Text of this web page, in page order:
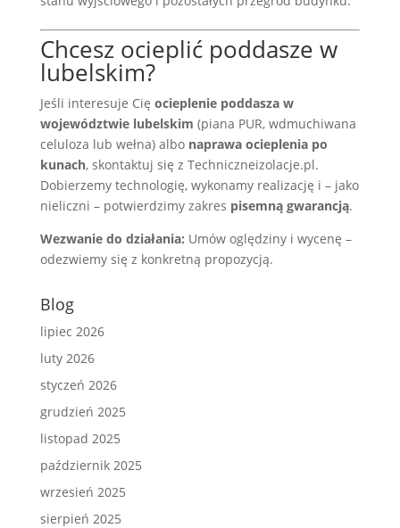
Chcesz ocieplić poddasze w
lubelskim?
Jeśli interesuje Cię ocieplenie poddasza w
województwie lubelskim (piana PUR, wdmuchiwana
celuloza lub wełna) albo naprawa ocieplenia po
kunach, skontaktuj się z Techniczneizolacje.pl.
Dobierzemy technologię, wykonamy realizację i – jako
nieliczni – potwierdzimy zakres pisemną gwarancją.
Wezwanie do działania: Umów oględziny i wycenę –
odezwiemy się z konkretną propozycją.
Blog
lipiec 2026
luty 2026
styczeń 2026
grudzień 2025
listopad 2025
październik 2025
wrzesień 2025
sierpień 2025